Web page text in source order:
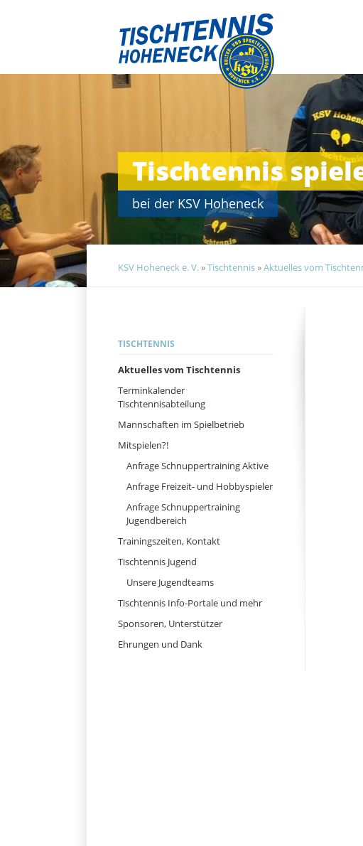
Navigation
Tischtennis
bei der KSV Hoheneck
KSV Hoheneck e. V.»Tischtennis»Aktuelles vom
Navigation
TISCHTENNIS
Aktuelles vom Tischtennis
Terminkalender
Tischtennisabteilung
Mannschaften im Spielbetrieb
Mitspielen?!
Anfrage Schnuppertraining Aktive
Anfrage Freizeit- und Hobbyspieler
Anfrage Schnuppertraining
Jugendbereich
Trainingszeiten, Kontakt
Tischtennis Jugend
Unsere Jugendteams
Tischtennis Info-Portale und mehr
Sponsoren, Unterstützer
Ehrungen und Dank